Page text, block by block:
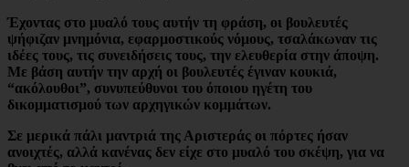
Έχοντας στο μυαλό τους αυτήν τη φράση, οι βουλευτές
ψήφιζαν μνημόνια, εφαρμοστικούς νόμους, τσαλάκωναν τις
ιδέες τους, τις συνειδήσεις τους, την ελευθερία στην άποψη.
Με βάση αυτήν την αρχή οι βουλευτές έγιναν κουκιά,
“ακόλουθοι”, συνυπεύθυνοι του όποιου ηγέτη του
δικομματισμού των αρχηγικών κομμάτων.
Σε μερικά πάλι μαντριά της Αριστεράς οι πόρτες ήσαν
ανοιχτές, αλλά κανένας δεν είχε στο μυαλό του σκέψη, για να